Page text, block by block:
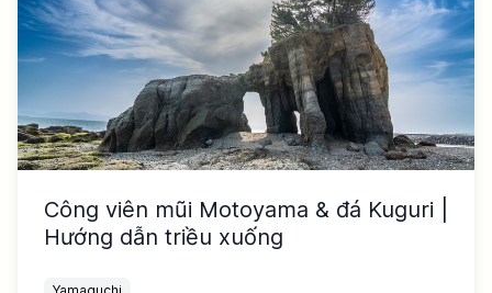
Công viên mũi Motoyama & đá Kuguri |
Hướng dẫn triều xuống